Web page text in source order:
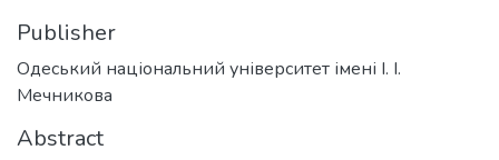
Publisher
Одеський національний університет імені І. І.
Мечникова
Abstract